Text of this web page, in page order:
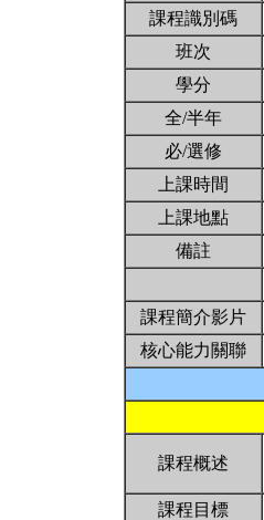
課程識別碼
班次
學分
全/半年
必/選修
上課時間
上課地點
備註
課程簡介影片
核心能力關聯
課程概述
課程目標